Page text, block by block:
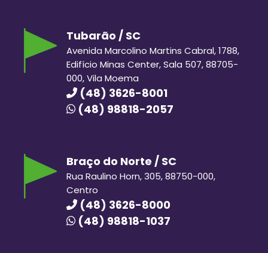
Tubarão / SC
Avenida Marcolino Martins Cabral, 1788,
Edifício Minas Center, Sala 507, 88705-
000, Vila Moema
(48) 3626-8001
(48) 98818-2057
Braço do Norte / SC
Rua Raulino Horn, 305, 88750-000,
Centro
(48) 3626-8000
(48) 98818-1037